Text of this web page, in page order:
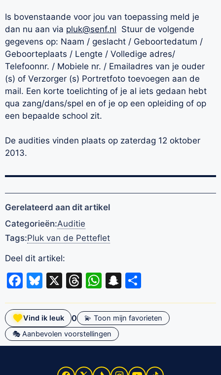
Is bovenstaande voor jou van toepassing meld je
dan nu aan via pluk@senf.nl Stuur de volgende
gegevens op: Naam / geslacht / Geboortedatum /
Geboorteplaats / Lengte / Volledige adres/
Telefoonnr. / Mobiele nr. / Emailadres van je ouder
(s) of Verzorger (s) Portretfoto toevoegen aan de
mail. Een korte toelichting of je al iets gedaan hebt
qua zang/dans/spel en of je op een opleiding of op
een bepaalde school zit.
De audities vinden plaats op zaterdag 12 oktober
2013.
Gerelateerd aan dit artikel
Categorieën:Auditie
Tags:Pluk van de Petteflet
Deel dit artikel:
Facebook
Bluesky
X Threads
WhatsApp
Snapchat
Vind ik leuk 0
💫 Toon mijn favorieten
🎭 Aanbevolen voorstellingen